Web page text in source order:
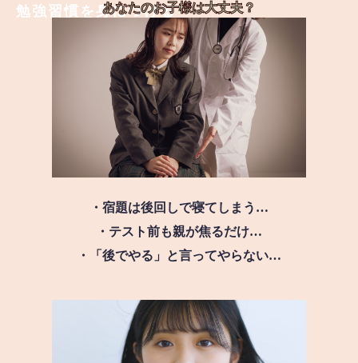
勉強習慣を身につける
あなたのお子様は大丈夫？
・宿題は後回しで寝てしまう…
・テスト前も親が焦るだけ…
・「後でやる」と言ってやらない…